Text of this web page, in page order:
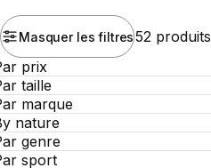
Masquer les filtres52 produits
prix
taille
marque
nature
genre
sport